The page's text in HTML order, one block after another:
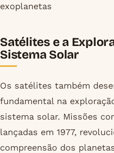
exoplanetas
Satélites e a
Sistema Solar
Os satélites também
fundamental na
sistema solar. Missões
lançadas em 1977,
compreensão dos